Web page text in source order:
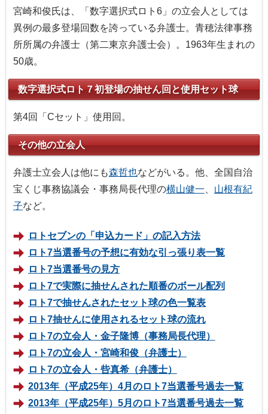
宮崎和俊氏は、「数字選択式ロト6」の立会人としては
異例の最多登場回数を誇っている弁護士。青穂法律事務
所所属の弁護士（第二東京弁護士会）。1963年生まれの
50歳。
数字選択式ロト７初登場の抽せん回と使用セット球
第4回「Cセット」使用回。
その他の立会人
弁護士立会人は他にも森哲也などがいる。他、全国自治
宝くじ事務協議会・事務局長代理の横山健一
山根有紀
子など。
ロトセブンの「申込カード」の記入方法
ロト7当選番号の予想に有効な引っ張り表一覧
ロト7当選番号の見方
ロト7で実際に抽せんされた順番のボール配列
ロト7で抽せんされたセット球の色一覧表
ロト7抽せんに使用されるセット球の流れ
ロト7の立会人・金子隆博（事務局長代理）
ロト7の立会人・宮崎和俊（弁護士）
ロト7の立会人・呰真希（弁護士）
2013年（平成25年）4月のロト7当選番号過去一覧
2013年（平成25年）5月のロト7当選番号過去一覧